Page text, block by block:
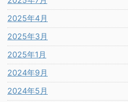
2025年4月
2025年3月
2025年1月
2024年9月
2024年5月